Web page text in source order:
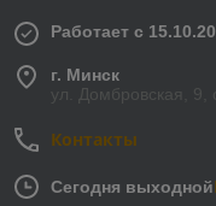
Работает с
г. Минск
ул. Домбровская, 9,
Контакты
Сегодня выходной